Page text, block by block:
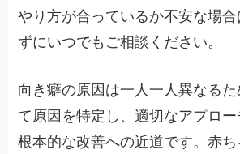
やり方が合っているか不安な場合
ずにいつでもご相談ください。
向き癖の原因は一人一人異なる
て原因を特定し、適切なアプロ
根本的な改善への近道です。赤